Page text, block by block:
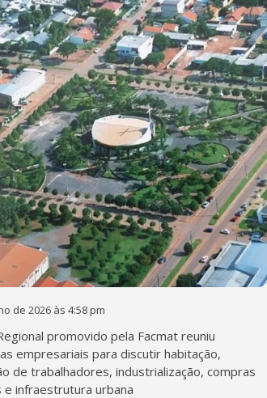
de 2026 às 4:58 pm
promovido pela Facmat reuniu
empresariais para discutir habitação,
de trabalhadores, industrialização, compras
e infraestrutura urbana